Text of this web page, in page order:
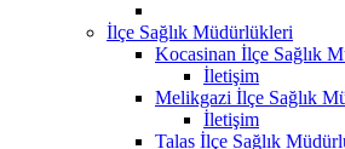
İlçe Sağlık Müdürlükleri
Kocasinan İlçe Sağlık
İletişim
Melikgazi İlçe Sağlık
İletişim
Talas İlçe Sağlık